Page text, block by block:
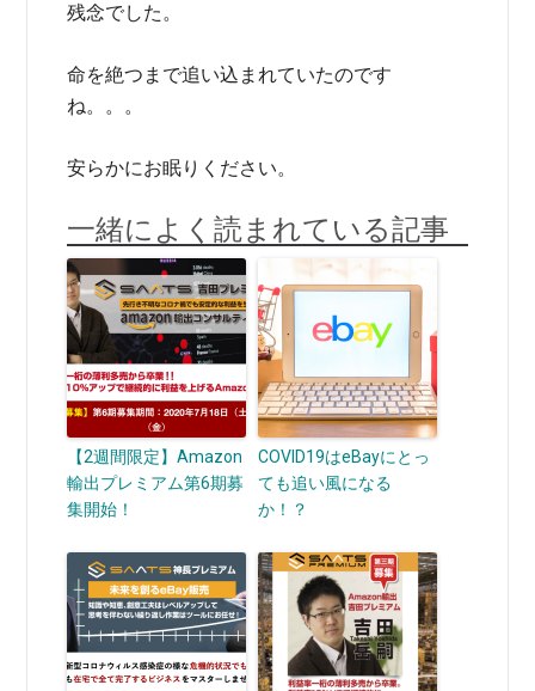
残念でした。
命を絶つまで追い込まれていたのです
ね。。。
安らかにお眠りください。
一緒によく読まれている記事
【2週間限定】Amazon
輸出プレミアム第6期募
集開始！
COVID19はeBayにとっ
ても追い風になる
か！？